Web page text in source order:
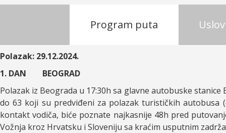
Program puta
Polazak: 29.12.2024.
1. DAN BEOGRAD
Polazak iz Beograda u 17:30h sa glavne autobuske
do 63 koji su predviđeni za polazak turističkih autobusa
kontakt vodiča, biće poznate najkasnije 48h pred
Vožnja kroz Hrvatsku i Sloveniju sa kraćim usputnim